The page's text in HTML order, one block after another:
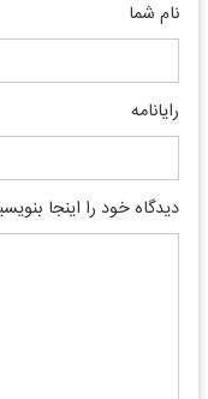
نام شما
رایانامه
دیدگاه خود را اینجا